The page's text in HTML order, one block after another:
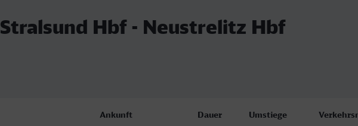
Stralsund Hbf - Neustrelitz Hbf
Ankunft Dauer Umstiege